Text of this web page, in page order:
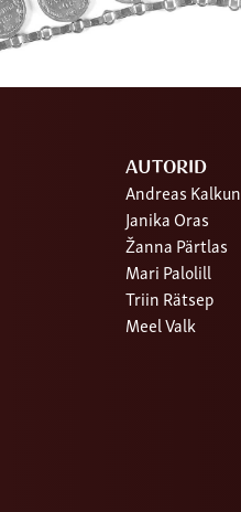
AUTORID
Andreas Kalkun
Janika Oras
Žanna Pärtlas
Mari Palolill
Triin Rätsep
Meel Valk